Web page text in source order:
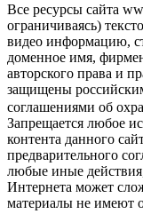
Все ресурсы сайта
ограничиваясь)
видео информацию,
доменное имя,
авторского права и
защищены
соглашениями об
Запрещается любое
контента данного
предварительного
любые иные действия,
Интернета может
материалы не имеют